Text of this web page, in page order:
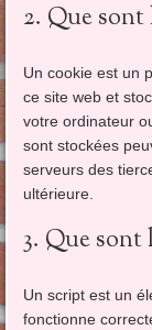
2. Que sont
Un cookie est un
ce site web et
votre ordinateur
sont stockées
serveurs des
ultérieure.
3. Que sont
Un script est un
fonctionne